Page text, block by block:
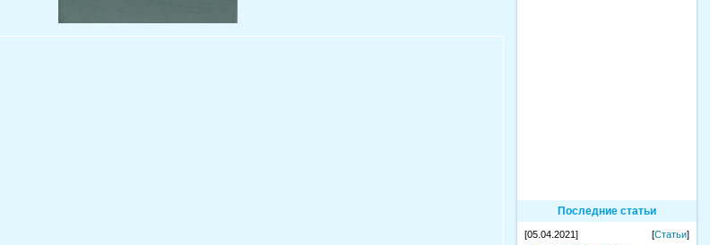
Последние статьи
[05.04.2021] [Статьи]